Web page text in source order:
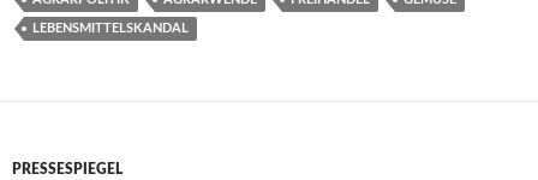
o
k
er
p
er n
LEBENSMITTELSKANDAL
PRESSESPIEGEL